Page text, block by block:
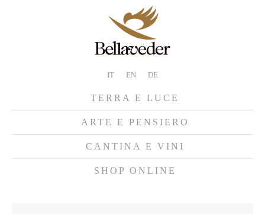
IT EN DE
TERRA E LUCE
ARTE E PENSIERO
CANTINA E VINI
SHOP ONLINE